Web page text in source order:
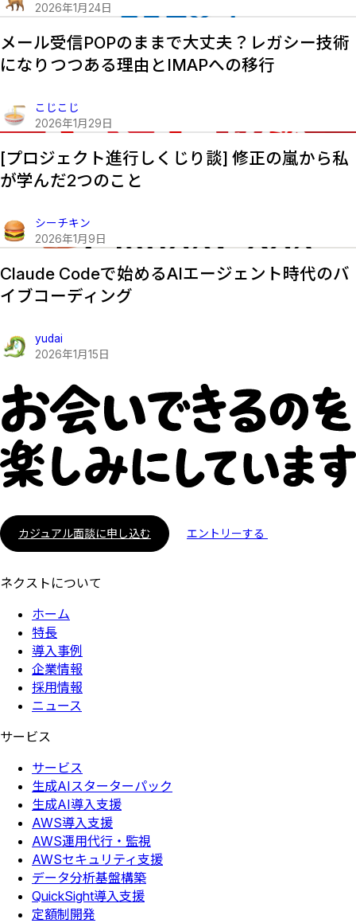
2026年1月 24日
メール受信POPのままで大丈夫？レガシー技術
になりつつある理由とIMAPへの移行
こじこじ
2026年1月 29 日
[プロジェクト進行しくじり談] 修正の嵐から私
が学んだ2つのこと
シーチキン
2026年1月 9 日
Claude Codeで始めるAIエージェント時代のバ
イブコーディング
yudai
2026年1月 15 日
カジュアル面談に申し込む エントリーする
ネクストについて
ホーム
特長
導入事例
企業情報
採用情報
ニュース
サービス
サービス
生成AIスターターパック
生成AI導入支援
AWS導入支援
AWS運用代行・監視
AWSセキュリティ支援
データ分析基盤構築
QuickSight導入支援
定額制開発